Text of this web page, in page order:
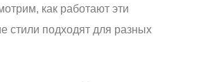
как работают эти
стили подходят для разных